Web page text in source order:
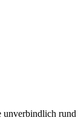
unverbindlich rund